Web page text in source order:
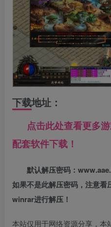
下载地址：
点击此处查看更多游
配套软件下载！
默认解压密码：
如果不是此解压密码，注意看
winrar进行解压！
本站仅用于网络资源分享，本